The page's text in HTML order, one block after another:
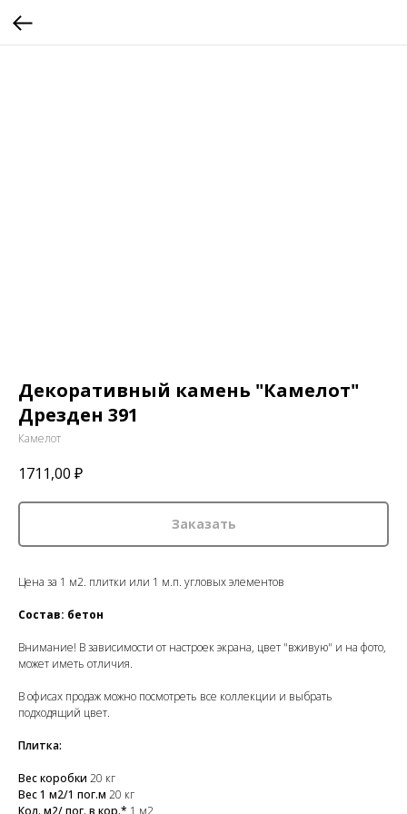
Декоративный камень "Камелот"
Дрезден 391
Камелот
1711,00 ₽
Заказать
Цена за 1 м2. плитки или 1 м.п. угловых элементов
Состав: бетон
Внимание! В зависимости от настроек экрана, цвет "вживую" и на фото,
может иметь отличия.
В офисах продаж можно посмотреть все коллекции и выбрать
подходящий цвет.
Плитка:
Вес коробки 20 кг
Вес 1 м2/1 пог.м 20 кг